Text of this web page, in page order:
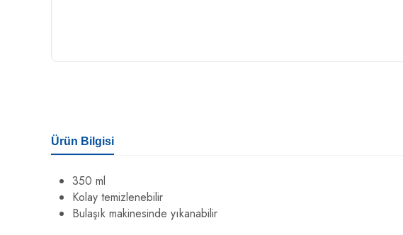
Ürün Bilgisi
350 ml
Kolay temizlenebilir
Bulaşık makinesinde yıkanabilir